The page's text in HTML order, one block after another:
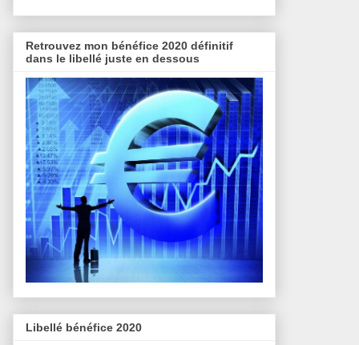
Retrouvez mon bénéfice 2020 définitif
dans le libellé juste en dessous
Libellé bénéfice 2020